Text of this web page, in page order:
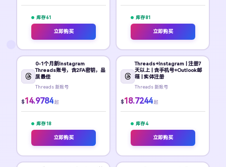
库存 61
立即购买
库存 81
立即购买
0-1个月新Instagram
Threads账号，含2FA密钥，品
质最佳
Threads 新账号
$14.9784 起
库存 18
立即购买
Threads+Instagram | 注册7
天以上 | 含手机号+Outlook邮
箱 | 实体注册
Threads 新账号
$18.7244 起
库存 4
立即购买